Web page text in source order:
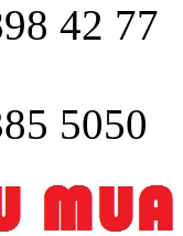
42 77
5050